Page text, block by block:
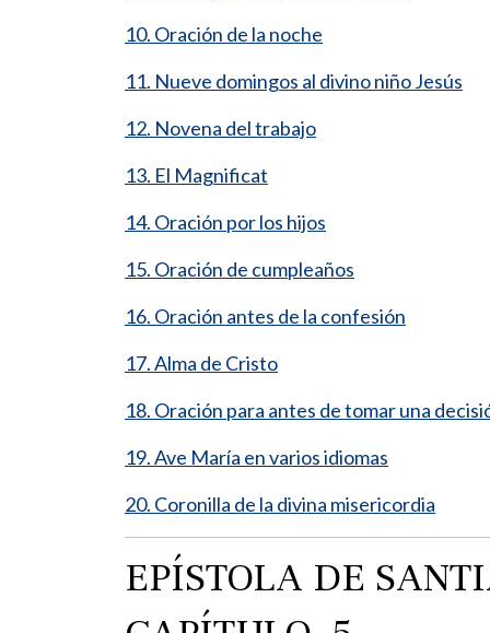
10. Oración de la noche
11. Nueve domingos al divino niño Jesús
12. Novena del trabajo
13. El Magnificat
14. Oración por los hijos
15. Oración de cumpleaños
16. Oración antes de la confesión
17. Alma de Cristo
18. Oración para antes de tomar una
19. Ave María en varios idiomas
20. Coronilla de la divina misericordia
EPÍSTOLA DE